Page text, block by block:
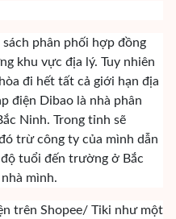
phân phối hợp đồng
khu vực địa lý. Tuy nhiên
đi hết tất cả giới hạn địa
điện Dibao là nhà phân
Ninh. Trong tỉnh sẽ
trừ công ty của mình dẫn
tuổi đến trường ở Bắc
mình.
trên Shopee/ Tiki như một